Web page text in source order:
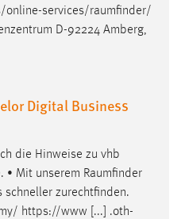
services/raumfinder/
D-92224 Amberg,
Digital Business
die Hinweise zu vhb
• Mit unserem Raumfinder
schneller zurechtfinden.
https://www [...] .oth-